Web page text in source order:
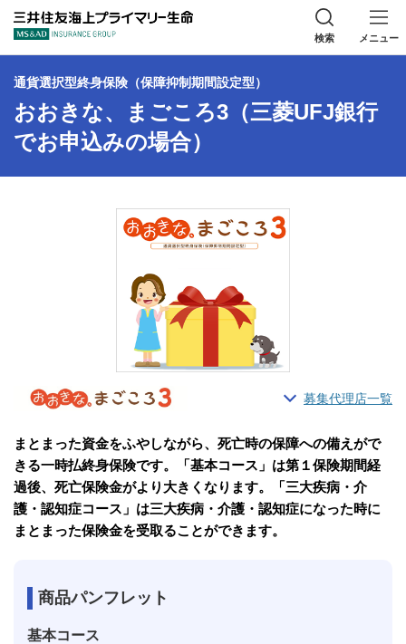
三井住友海上プ
検索 メニュー
通貨選択型終身保険（保障抑制期間設定型）
おおきな、まごころ3（三菱UFJ銀行
でお申込みの場合）
募集代理店一覧
まとまった資金をふやしながら、死亡時の保障への備えがで
きる一時払終身保険です。「基本コース」は第１保険期間経
過後、死亡保険金がより大きくなります。「三大疾病・介
護・認知症コース」は三大疾病・介護・認知症になった時に
まとまった保険金を受取ることができます。
商品パンフレット
基本コース